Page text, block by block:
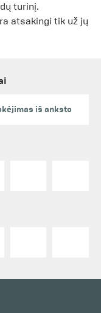
turinį.
atsakingi tik už jų
iš anksto